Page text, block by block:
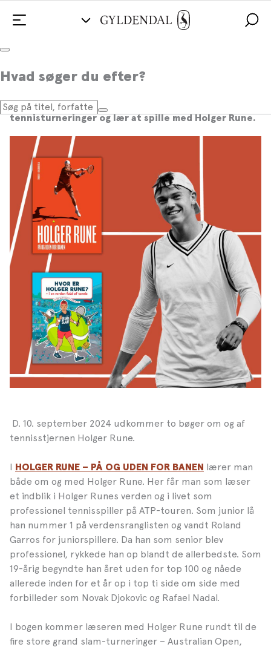
Hvad søger du efter?
Hvad skal der til for at blive Danmarks
største tennisstjerne?
Kom med behind the scenes til verdens største
tennisturneringer og lær at spille med Holger Rune.
D. 10. september 2024 udkommer to bøger om og af
tennisstjernen Holger Rune.
I HOLGER RUNE – PÅ OG UDEN FOR BANEN lærer man
både om og med Holger Rune. Her får man som læser
et indblik i Holger Runes verden og i livet som
professionel tennisspiller på ATP-touren. Som junior lå
han nummer 1 på verdensranglisten og vandt Roland
Garros for juniorspillere. Da han som senior blev
professionel, rykkede han op blandt de allerbedste. Som
19-årig begyndte han året uden for top 100 og nåede
allerede inden for et år op i top ti side om side med
forbilleder som Novak Djokovic og Rafael Nadal.
I bogen kommer læseren med Holger Rune rundt til de
fire store grand slam-turneringer – Australian Open,